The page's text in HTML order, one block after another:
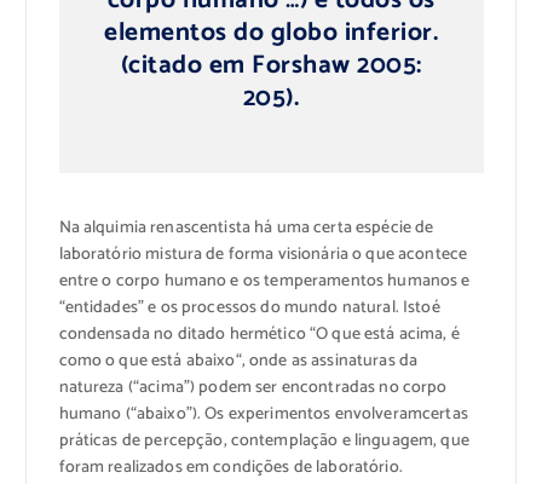
elementosdoglobo inferior.
(citado em Forshaw2005:
205).
Na alquimia renascentistahá uma certaespécie de
laboratóriomistura de forma visionária oque acontece
entreo corpo humano eostemperamentoshumanose
“entidades”e osprocessos do mundonatural. Istoé
condensadano ditado hermético“O que estáacima, é
como o que estáabaixo“, ondeas assinaturasda
natureza(“acima”)podem ser encontradasno corpo
humano(“abaixo”).Osexperimentos envolveramcertas
práticasde percepção, contemplação elinguagem,que
foram realizadosem condições de laboratório.